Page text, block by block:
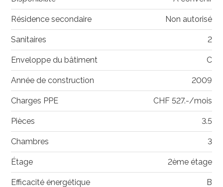
Résidence secondaire Non autorisé
Sanitaires 2
Enveloppe du bâtiment C
Année de construction 2009
Charges PPE CHF 527.-/mois
Pièces 3.5
Chambres 3
Étage 2ème étage
Efficacité énergétique B